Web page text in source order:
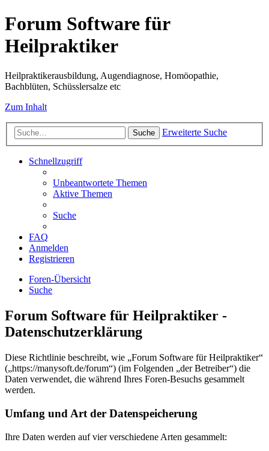
Forum Software für
Heilpraktiker
Heilpraktikerausbildung, Augendiagnose, Homöopathie,
Bachblüten, Schüsslersalze etc
Zum Inhalt
Suche Erweiterte Suche
Schnellzugriff
Unbeantwortete Themen
Aktive Themen
Suche
FAQ
Anmelden
Registrieren
Foren-Übersicht
Suche
Forum Software für Heilpraktiker -
Datenschutzerklärung
Diese Richtlinie beschreibt, wie „Forum Software für Heilpraktiker“
(„https://manysoft.de/forum“) (im Folgenden „der Betreiber“) die
Daten verwendet, die während Ihres Foren-Besuchs gesammelt
werden.
Umfang und Art der Datenspeicherung
Ihre Daten werden auf vier verschiedene Arten gesammelt: